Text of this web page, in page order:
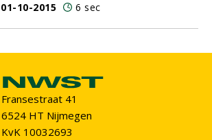
01-10-2015
6 sec
Fransestraat 41
6524 HT Nijmegen
KvK 10032693